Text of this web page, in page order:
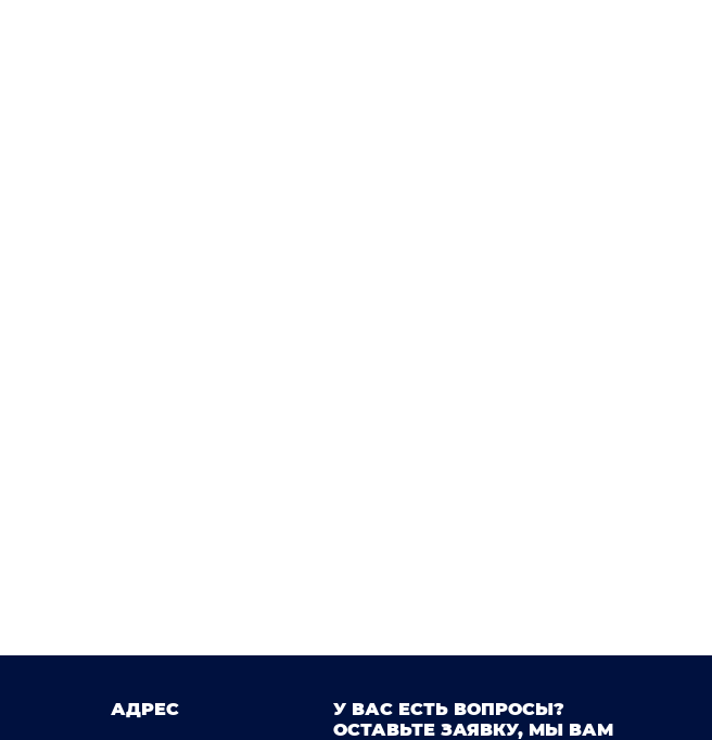
АДРЕС
У ВАС ЕСТЬ ВОПРОСЫ?
ОСТАВЬТЕ ЗАЯВКУ, МЫ ВАМ